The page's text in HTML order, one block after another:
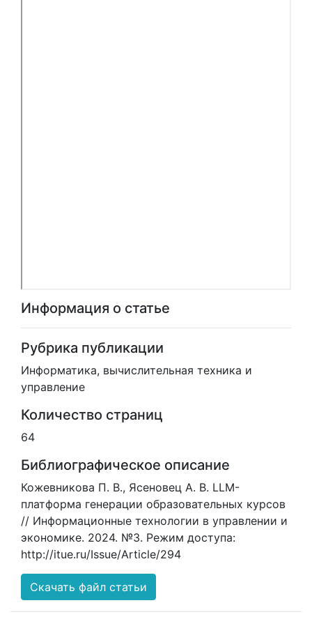
Информация о статье
Рубрика публикации
Информатика, вычислительная техника и
управление
Количество страниц
64
Библиографическое описание
Кожевникова П. В., Ясеновец А. В. LLM-
платформа генерации образовательных курсов
// Информационные технологии в управлении и
экономике. 2024. №3. Режим доступа:
http://itue.ru/Issue/Article/294
Скачать файл статьи